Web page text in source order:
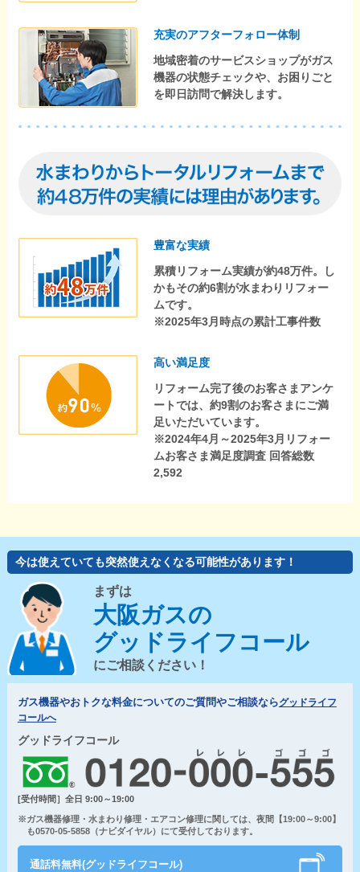
充実のアフターフォロー体制
地域密着のサービスショップがガス
機器の状態チェックや、お困りごと
を即日訪問で解決します。
豊富な実績
累積リフォーム実績が約48万件。し
かもその約6割が水まわりリフォー
ムです。
※2025年3月時点の累計工事件数
高い満足度
リフォーム完了後のお客さまアンケ
ートでは、約9割のお客さまにご満
足いただいています。
※2024年4月～2025年3月リフォー
ムお客さま満足度調査 回答総数
2,592
今は使えていても突然使えなくなる可能性があります！
まずは
大阪ガスの
グッドライフコール
にご相談ください！
ガス機器やおトクな料金についてのご質問やご相談ならグッドライフ
コールへ
グッドライフコール
[受付時間］全日 9:00～19:00
※ガス機器修理・水まわり修理・エアコン修理に関しては、夜間【19:00～9:00】
も0570-05-5858（ナビダイヤル）にて受付しております。
通話料無料(グッドライフコール)